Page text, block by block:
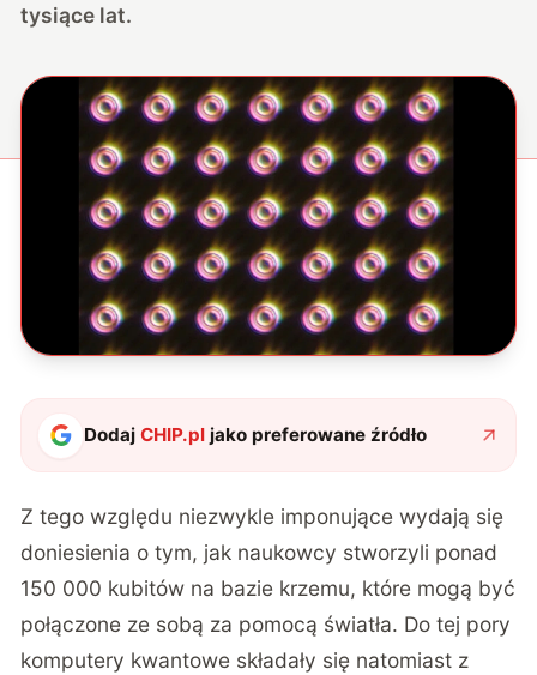
tysiące lat.
DodajCHIP.pl jako preferowane źródło
Z tego względu niezwykle imponujące wydają się
doniesienia o tym, jak naukowcy stworzyli ponad
150 000 kubitów na bazie krzemu, które mogą być
połączone ze sobą za pomocą światła. Do tej pory
komputery kwantowe składały się natomiast z